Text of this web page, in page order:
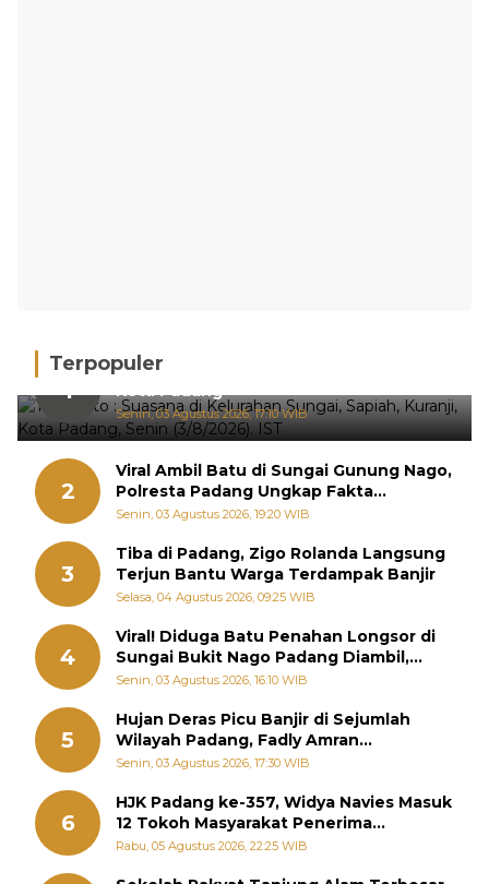
Terpopuler
1
Hujan Deras, 15 Titik Banjir Terdeteksi di
Kota Padang
Senin, 03 Agustus 2026, 17:10 WIB
2
Viral Ambil Batu di Sungai Gunung Nago,
Polresta Padang Ungkap Fakta
Sebenarnya
Senin, 03 Agustus 2026, 19:20 WIB
3
Tiba di Padang, Zigo Rolanda Langsung
Terjun Bantu Warga Terdampak Banjir
Selasa, 04 Agustus 2026, 09:25 WIB
4
Viral! Diduga Batu Penahan Longsor di
Sungai Bukit Nago Padang Diambil,
Warga Khawatir Bencana Terulang
Senin, 03 Agustus 2026, 16:10 WIB
5
Hujan Deras Picu Banjir di Sejumlah
Wilayah Padang, Fadly Amran
Perintahkan OPD Siaga
Senin, 03 Agustus 2026, 17:30 WIB
6
HJK Padang ke-357, Widya Navies Masuk
12 Tokoh Masyarakat Penerima
Penghargaan Pemko Padang
Rabu, 05 Agustus 2026, 22:25 WIB